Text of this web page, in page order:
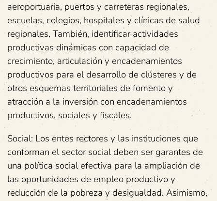
aeroportuaria, puertos y carreteras regionales,
escuelas, colegios, hospitales y clínicas de salud
regionales. También, identificar actividades
productivas dinámicas con capacidad de
crecimiento, articulación y encadenamientos
productivos para el desarrollo de clústeres y de
otros esquemas territoriales de fomento y
atracción a la inversión con encadenamientos
productivos, sociales y fiscales.
Social: Los entes rectores y las instituciones que
conforman el sector social deben ser garantes de
una política social efectiva para la ampliación de
las oportunidades de empleo productivo y
reducción de la pobreza y desigualdad. Asimismo,